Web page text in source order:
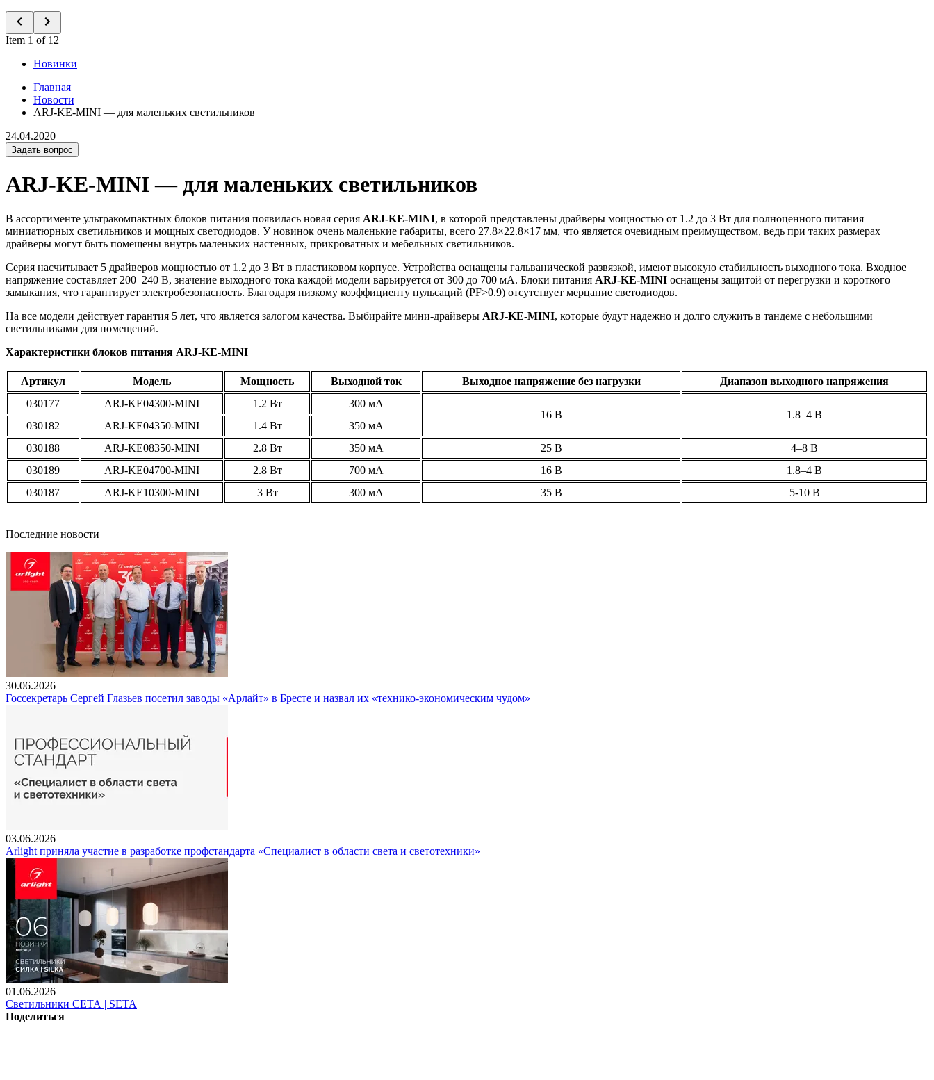
Item 1 of 12
Новинки
Главная
Новости
ARJ-KE-MINI — для маленьких светильников
24.04.2020
Задать вопрос
ARJ-KE-MINI — для маленьких светильников
В ассортименте ультракомпактных блоков питания появилась новая серия ARJ-KE-MINI, в которой представлены драйверы мощностью от 1.2 до 3 Вт для полноценного питания
миниатюрных светильников и мощных светодиодов. У новинок очень маленькие габариты, всего 27.8×22.8×17 мм, что является очевидным преимуществом, ведь при таких размерах
драйверы могут быть помещены внутрь маленьких настенных, прикроватных и мебельных светильников.
Серия насчитывает 5 драйверов мощностью от 1.2 до 3 Вт в пластиковом корпусе. Устройства оснащены гальванической развязкой, имеют высокую стабильность выходного тока. Входное
напряжение составляет 200–240 В, значение выходного тока каждой модели варьируется от 300 до 700 мА. Блоки питания ARJ-KE-MINI оснащены защитой от перегрузки и короткого
замыкания, что гарантирует электробезопасность. Благодаря низкому коэффициенту пульсаций (PF>0.9) отсутствует мерцание светодиодов.
На все модели действует гарантия 5 лет, что является залогом качества. Выбирайте мини-драйверы ARJ-KE-MINI, которые будут надежно и долго служить в тандеме с небольшими
светильниками для помещений.
Характеристики блоков питания ARJ-KE-MINI
Артикул Модель Мощность Выходной ток Выходное напряжение без нагрузки
Диапазон выходного напряжения
030177
ARJ-KE04300-MINI 1.2 Вт
300 мА
16 В
1.8–4 В
030182
ARJ-KE04350-MINI 1.4 Вт
350 мА
030188
ARJ-KE08350-MINI 2.8 Вт 350 мА 25 В
4–8 В
030189
ARJ-KE04700-MINI 2.8 Вт 700 мА 16 В
1.8–4 В
030187
ARJ-KE10300-MINI 3 Вт 300 мА 35 В 5-10 В
Последние новости
30.06.2026
Госсекретарь Сергей Глазьев посетил заводы «Арлайт» в Бресте и назвал их «технико-экономическим чудом»
03.06.2026
Arlight приняла участие в разработке профстандарта «Специалист в области света и светотехники»
01.06.2026
Светильники СЕТА | SETA
Поделиться